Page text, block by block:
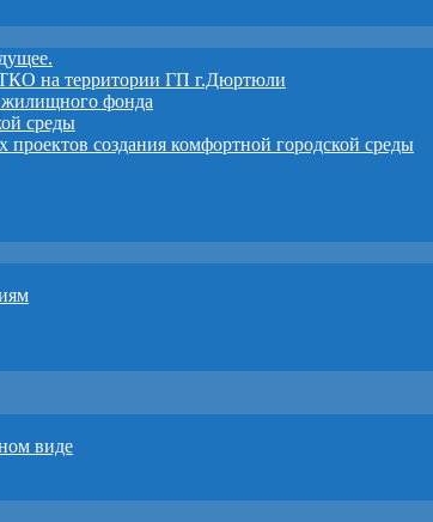
на территории ГП г.Дюртюли
жилищного фонда
среды
создания комфортной городской среды
виде